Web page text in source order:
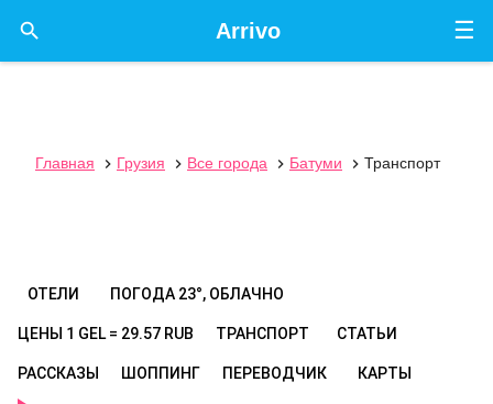
☰
Arrivo

Главная  Грузия  Все города  Батуми  Транспорт
ОТЕЛИ ПОГОДА 23°, ОБЛАЧНО
ЦЕНЫ 1 GEL = 29.57 RUB ТРАНСПОРТ СТАТЬИ
РАССКАЗЫ ШОППИНГ ПЕРЕВОДЧИК КАРТЫ